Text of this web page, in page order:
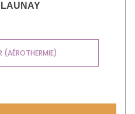
(AÉROTHERMIE)